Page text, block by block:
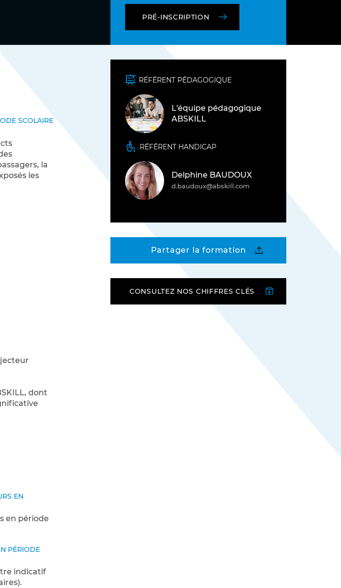
DÉCOUVRIR L'INSTITUT D'ABSKILL
!
Personnel de Formation (CPF)
SCOLAIRE
la
les
dont
EN
en période
PÉRIODE
indicatif
PRÉ-INSCRIPTION
RÉFÉRENT PÉDAGOGIQUE
L'équipe pédagogique
ABSKILL
RÉFÉRENT HANDICAP
Delphine BAUDOUX
d.baudoux@abskill.com
Partager la formation
CONSULTEZ NOS CHIFFRES CLÉS